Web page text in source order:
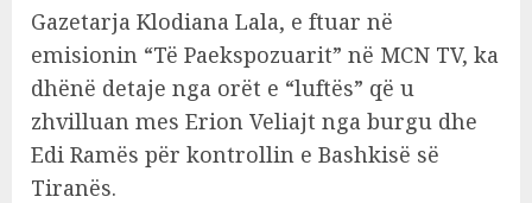
Gazetarja Klodiana Lala, e ftuar në
emisionin “Të Paekspozuarit” në MCN TV, ka
dhënë detaje nga orët e “luftës” që u
zhvilluan mes Erion Veliajt nga burgu dhe
Edi Ramës për kontrollin e Bashkisë së
Tiranës.